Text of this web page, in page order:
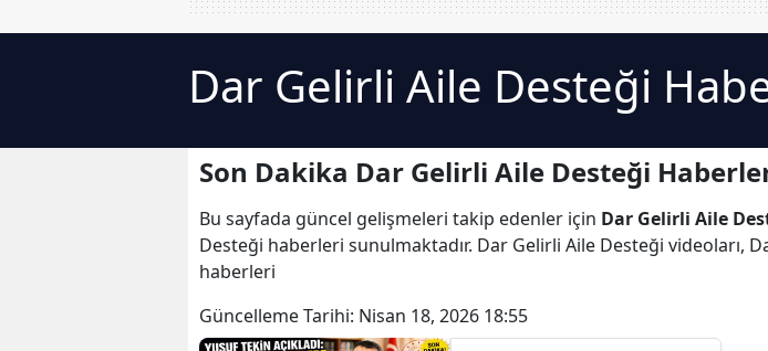
Dar Gelirli Aile Desteği
Son Dakika Dar Gelirli Aile Desteği
Bu sayfada güncel gelişmeleri takip edenler için Dar Gelirli Aile
Desteği haberleri sunulmaktadır. Dar Gelirli Aile Desteği videoları,
haberleri
Güncelleme Tarihi: Nisan 18, 2026 18:55